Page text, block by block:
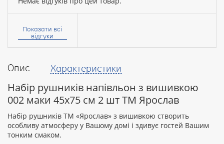
Опис Характеристики
Набір рушників напівльон з вишивкою
002 маки 45х75 см 2 шт ТМ Ярослав
Набір рушників ТМ «Ярослав» з вишивкою створить
особливу атмосферу у Вашому домі і здивує гостей Вашим
тонким смаком.
Ваше
Ваш
Показати всі
відгуки